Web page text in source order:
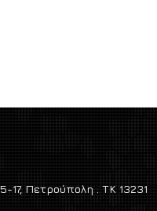
17, Πετρούπολη . TK 13231